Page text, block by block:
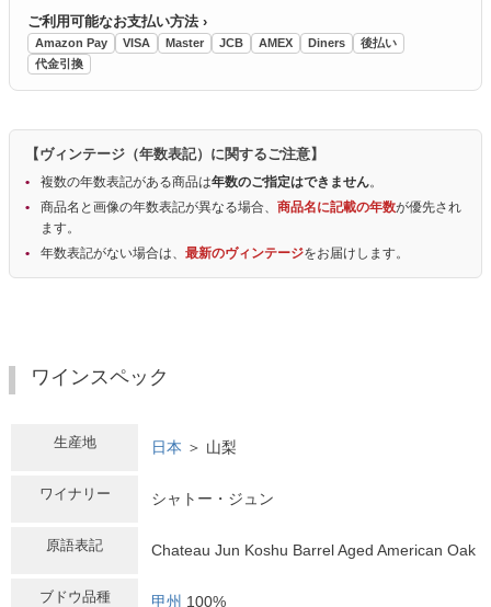
ご利用可能なお支払い方法 ›
Amazon Pay VISA Master JCB AMEX Diners
後払い
代金引換
【ヴィンテージ（年数表記）に関するご注意】
複数の年数表記がある商品は年数のご指定はできません。
商品名と画像の年数表記が異なる場合、 商品名に記載の年数が優先され
ます。
年数表記がない場合は、 最新のヴィンテージをお届けします。
ワインスペック
生産地 日本 ＞ 山梨
ワイナリー シャトー・ジュン
原語表記 Chateau Jun Koshu Barrel Aged American Oak
ブドウ品種 甲州 100%